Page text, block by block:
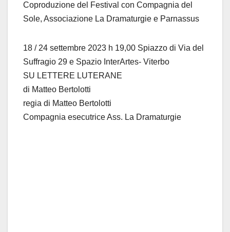
Coproduzione del Festival con Compagnia del
Sole, Associazione La Dramaturgie e Parnassus
18 / 24 settembre 2023 h 19,00 Spiazzo di Via del
Suffragio 29 e Spazio InterArtes- Viterbo
SU LETTERE LUTERANE
di Matteo Bertolotti
regia di Matteo Bertolotti
Compagnia esecutrice Ass. La Dramaturgie